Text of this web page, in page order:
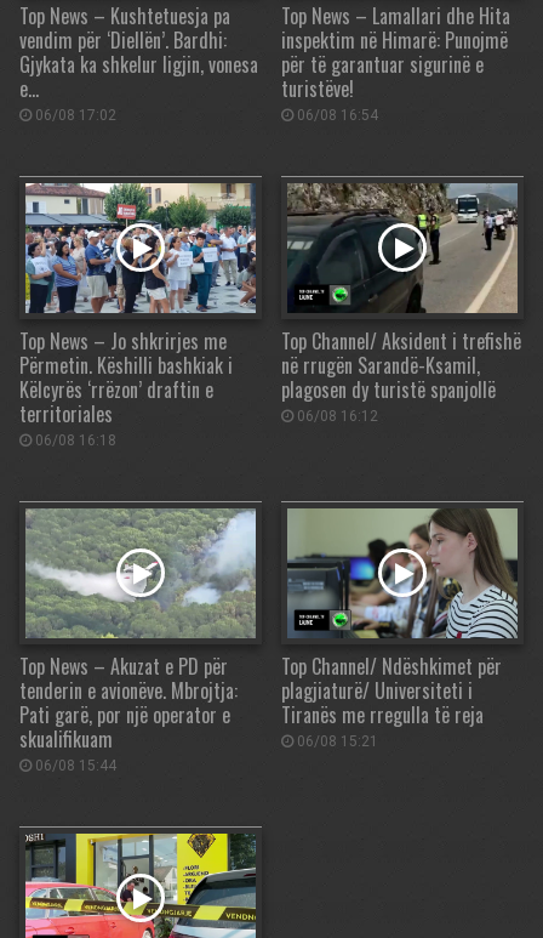
Top News – Kushtetuesja pa
vendim për ‘Diellën’. Bardhi:
Gjykata ka shkelur ligjin, vonesa
e…
06/08 17:02
Top News – Lamallari dhe Hita
inspektim në Himarë: Punojmë
për të garantuar sigurinë e
turistëve!
06/08 16:54
Top News – Jo shkrirjes me
Përmetin. Këshilli bashkiak i
Këlcyrës ‘rrëzon’ draftin e
territoriales
06/08 16:18
Top Channel/ Aksident i trefishë
në rrugën Sarandë-Ksamil,
plagosen dy turistë spanjollë
06/08 16:12
Top News – Akuzat e PD për
tenderin e avionëve. Mbrojtja:
Pati garë, por një operator e
skualifikuam
06/08 15:44
Top Channel/ Ndëshkimet për
plagjiaturë/ Universiteti i
Tiranës me rregulla të reja
06/08 15:21